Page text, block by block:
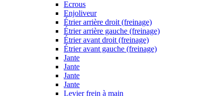
Ecrous
Enjoliveur
Étrier arrière droit (freinage)
Étrier arrière gauche (freinage)
Étrier avant droit (freinage)
Étrier avant gauche (freinage)
Jante
Jante
Jante
Jante
Levier frein à main